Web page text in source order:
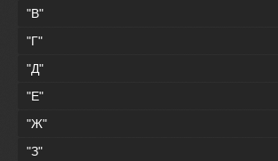
"В"
"Г"
"Д"
"Е"
"Ж"
"З"